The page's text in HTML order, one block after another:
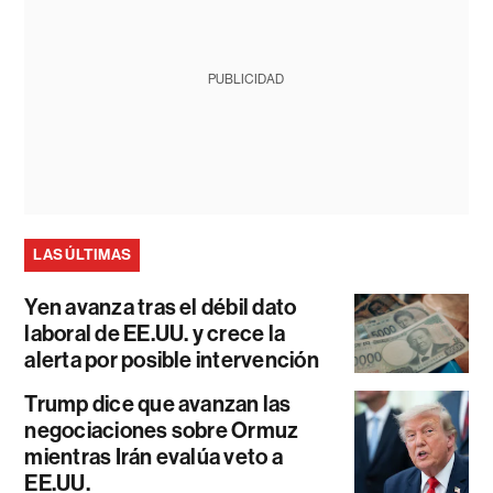
PUBLICIDAD
LAS ÚLTIMAS
Yen avanza tras el débil dato
laboral de EE.UU. y crece la
alerta por posible intervención
Trump dice que avanzan las
negociaciones sobre Ormuz
mientras Irán evalúa veto a
EE.UU.